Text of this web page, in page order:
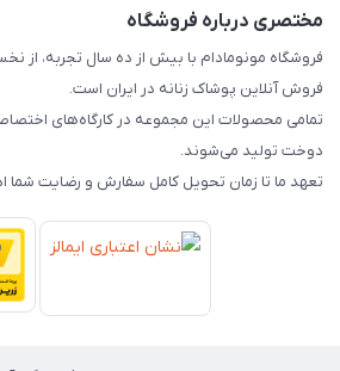
مختصری درباره فروشگاه
فروشگاه مونومادام با بیش از ده سال تجربه، از
فروش آنلاین پوشاک زنانه در ایران است.
تمامی محصولات این مجموعه در کارگاه‌های
دوخت تولید می‌شوند.
تعهد ما تا زمان تحویل کامل سفارش و رضایت شما